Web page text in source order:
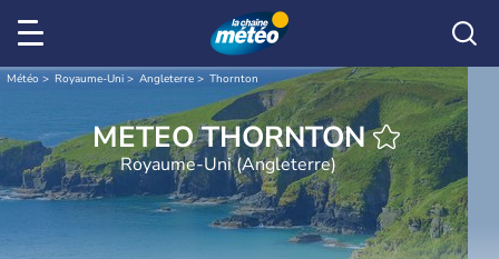
Météo Royaume-Uni Angleterre Thornton
METEO THORNTON
Royaume-Uni (Angleterre)